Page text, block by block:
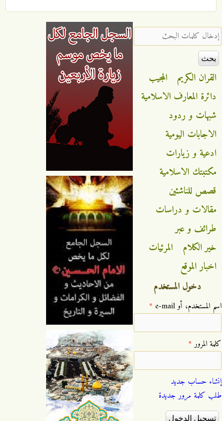
‏إدخال كلمات البحث ‏
القران الكريم
المجيب
دائرة المعارف الاسلامية
شبهات و ردود
الاجابات اليومية
ادعية و زيارات
مكتبتك الاسلامية
قصص للناشئين
مقالات و دراسات
طرائف و عبر
خير الكلام
المرئيات
اخبار الموقع
دخول المستخدم
‏اسم المستخدم، أو e-mail ‏ *
‏كلمة المرور ‏*
إنشاء حساب جديد
طلب كلمة مرور جديدة